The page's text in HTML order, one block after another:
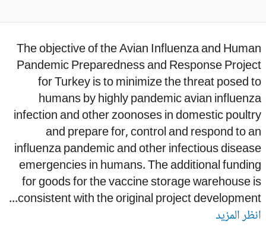
The objective of the Avian Influenza and
Pandemic Preparedness and Response
for Turkey is to minimize the threat posed
humans by highly pandemic avian
infection and other zoonoses in domestic
and prepare for, control and respond to
influenza pandemic and other infectious
emergencies in humans. The additional
for goods for the vaccine storage warehouse
consistent with the original project
المزيد